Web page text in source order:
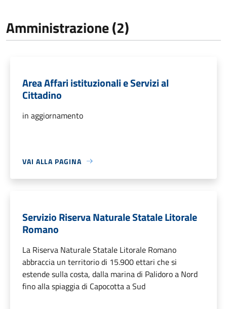
Amministrazione (2)
Area Affari istituzionali e Servizi al
Cittadino
in aggiornamento
VAI ALLA PAGINA
Servizio Riserva Naturale Statale Litorale
Romano
La Riserva Naturale Statale Litorale Romano
abbraccia un territorio di 15.900 ettari che si
estende sulla costa, dalla marina di Palidoro a Nord
fino alla spiaggia di Capocotta a Sud